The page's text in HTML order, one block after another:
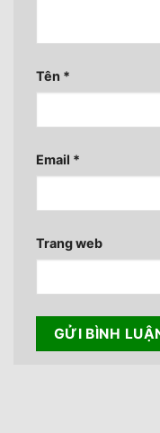
Tên *
Email *
Trang web